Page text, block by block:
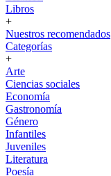
Libros
+
Nuestros recomendados
Categorías
+
Arte
Ciencias sociales
Economía
Gastronomía
Género
Infantiles
Juveniles
Literatura
Poesía